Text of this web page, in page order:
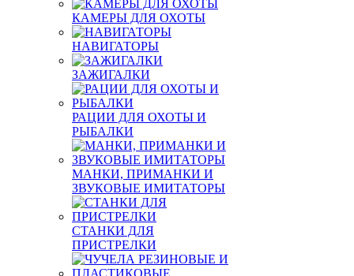
КАМЕРЫ ДЛЯ ОХОТЫ
НАВИГАТОРЫ
ЗАЖИГАЛКИ
РАЦИИ ДЛЯ ОХОТЫ И
РЫБАЛКИ
МАНКИ, ПРИМАНКИ И
ЗВУКОВЫЕ ИМИТАТОРЫ
СТАНКИ ДЛЯ
ПРИСТРЕЛКИ